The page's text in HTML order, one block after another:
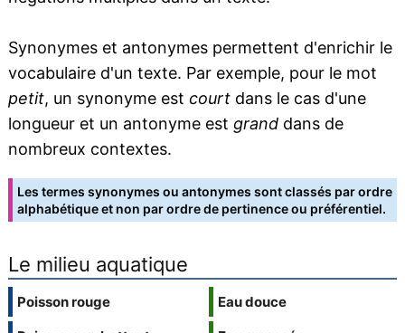
Synonymes et antonymes permettent d'enrichir le
vocabulaire d'un texte. Par exemple, pour le mot
petit, un synonyme est courtdans le cas d'une
longueur et un antonyme est granddans de
nombreux contextes.
Les termes synonymes ou antonymes sont classés par ordre
alphabétique et non par ordre de pertinence ou préférentiel.
Le milieu aquatique
Poisson rouge
Eau douce